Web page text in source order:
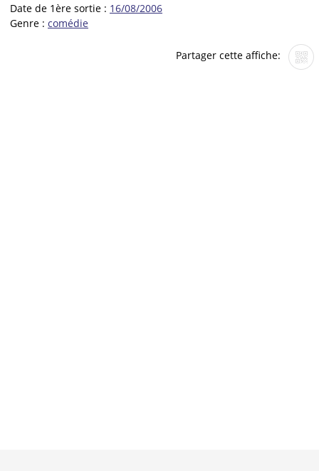
Date de 1ère sortie : 16/08/2006
Genre : comédie
Partager cette affiche: